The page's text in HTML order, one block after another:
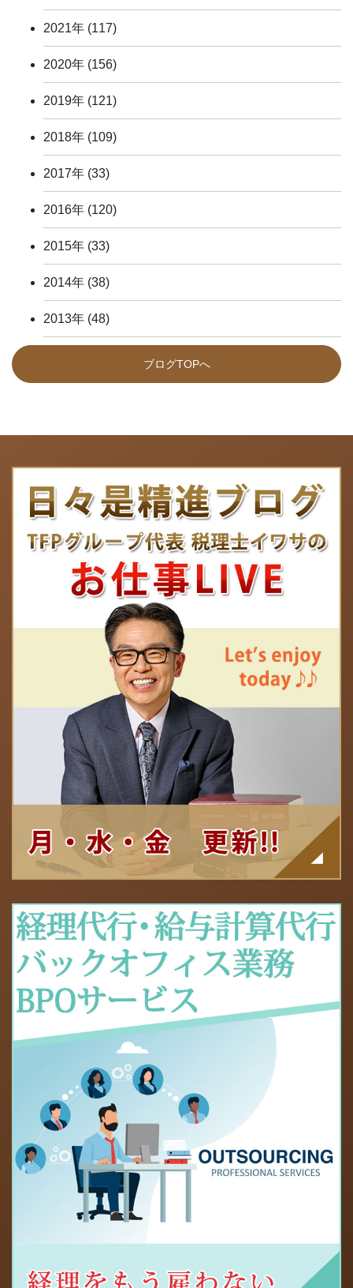
2021年 (117)
2020年 (156)
2019年 (121)
2018年 (109)
2017年 (33)
2016年 (120)
2015年 (33)
2014年 (38)
2013年 (48)
ブログTOPへ